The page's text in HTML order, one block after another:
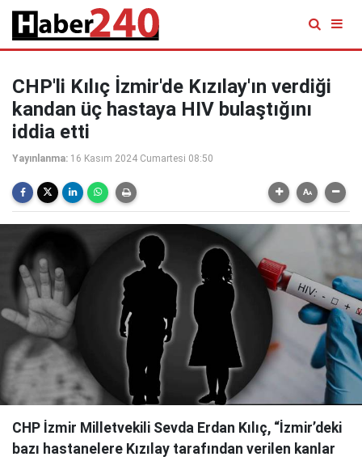
CHP'li Kılıç İzmir'de Kızılay'ın verdiği
kandan üç hastaya HIV bulaştığını
iddia etti
Yayınlanma: 16 Kasım 2024 Cumartesi 08:50
CHP İzmir Milletvekili Sevda Erdan Kılıç, “İzmir’deki
bazı hastanelere Kızılay tarafından verilen kanlar